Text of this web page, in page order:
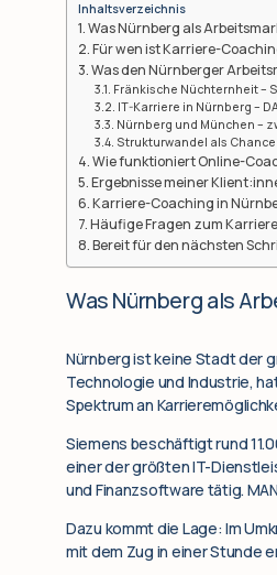
Inhaltsverzeichnis
Was Nürnberg als
Für wen ist Karriere-
Was den Nürnberger
Fränkische Nüchternheit –
IT-Karriere in Nürnberg –
Nürnberg und München –
Strukturwandel als
Wie funktioniert Online-
Ergebnisse meiner
Karriere-Coaching in
Häufige Fragen zum
Bereit für den nächsten
Was Nürnberg als
Nürnberg ist keine Stadt der
Technologie und Industrie,
Spektrum an
Siemens beschäftigt rund
einer der größten IT-
und Finanzsoftware tätig.
Dazu kommt die Lage: Im
mit dem Zug in einer Stunde